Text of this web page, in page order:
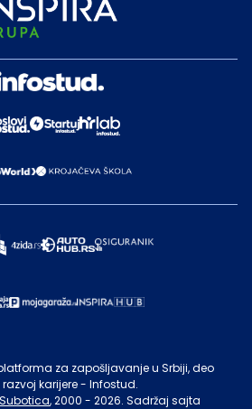
za zapošljavanje u Srbiji, deo
karijere - Infostud.
, 2000 - 2026. Sadržaj sajta